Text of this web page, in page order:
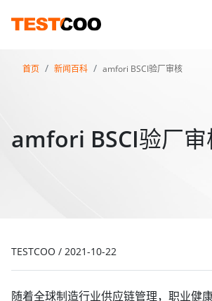
首页 新闻百科 amfori BSCI验厂审核
amfori BSCI验厂审
TESTCOO / 2021-10-22
随着全球制造行业供应链管理，职业健